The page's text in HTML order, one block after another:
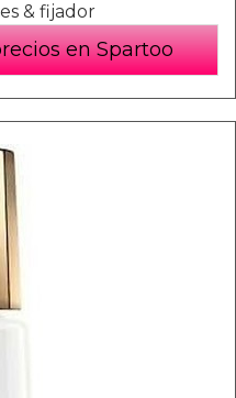
& fijador
en Spartoo